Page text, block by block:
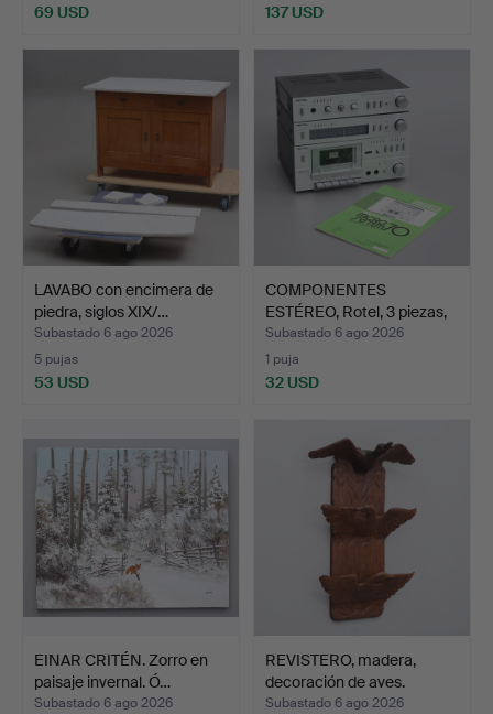
69 USD 137 USD
LAVABO con encimera de
piedra, siglos XIX/…
Subastado 6 ago 2026
5 pujas
53 USD
COMPONENTES
ESTÉREO, Rotel, 3 piezas,
déca…
Subastado 6 ago 2026
1 puja
32 USD
EINAR CRITÉN. Zorro en
paisaje invernal. Ó…
Subastado 6 ago 2026
REVISTERO, madera,
decoración de aves.
Subastado 6 ago 2026